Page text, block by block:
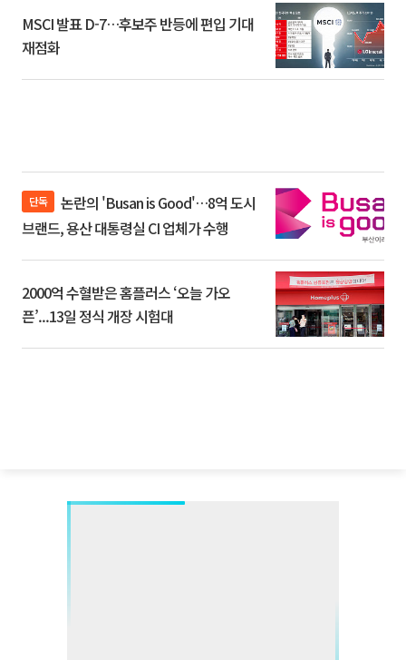
MSCI 발표 D-7…후보주 반등에 편입 기대
재점화
단독
브랜드, 용산 대통령실 CI 업체가 수행
2000억 수혈받은 홈플러스 ‘오늘 가오
픈’...13일 정식 개장 시험대